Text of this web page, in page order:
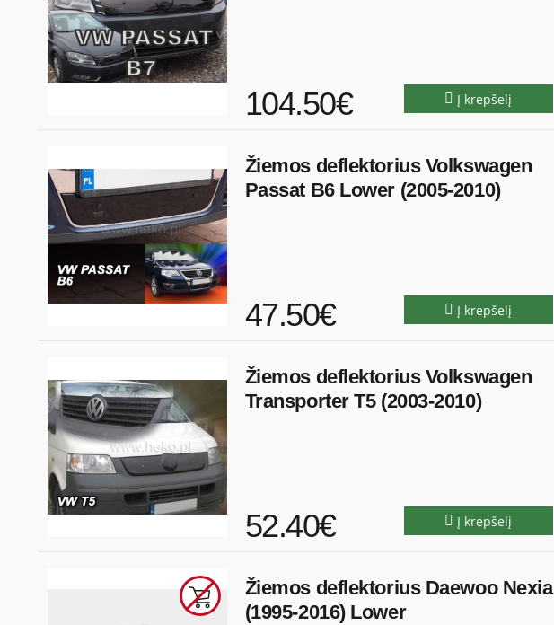
104.50€ Į krepšelį
Žiemos deflektorius Volkswagen
Passat B6 Lower (2005-2010)
47.50€ Į krepšelį
Žiemos deflektorius Volkswagen
Transporter T5 (2003-2010)
52.40€ Į krepšelį
Žiemos deflektorius Daewoo Nexia
(1995-2016) Lower